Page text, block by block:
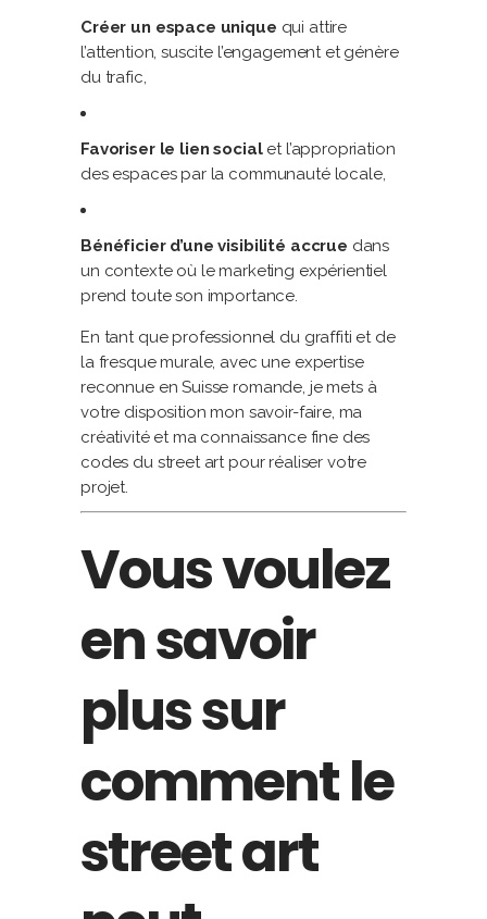
Créer un espace unique qui attire
l’attention, suscite l’engagement et génère
du trafic,
Favoriser le lien socialet l’appropriation
des espaces par la communauté locale,
Bénéficier d’une visibilité accrue dans
un contexte où le marketing expérientiel
prend toute son importance.
En tant que professionnel du graffiti et de
la fresque murale, avec une expertise
reconnue en Suisse romande, je mets à
votre disposition mon savoir-faire, ma
créativité et ma connaissance fine des
codes du street art pour réaliser votre
projet.
Vous voulez
en savoir
plus sur
comment le
street art